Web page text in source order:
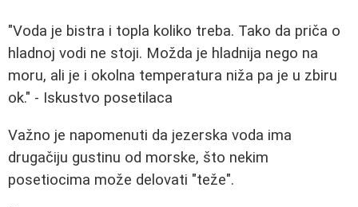
"Voda je bistra i topla koliko treba. Tako da priča o
hladnoj vodi ne stoji. Možda je hladnija nego na
moru, ali je i okolna temperatura niža pa je u zbiru
ok." - Iskustvo posetilaca
Važno je napomenuti da jezerska voda ima
drugačiju gustinu od morske, što nekim
posetiocima može delovati "teže".